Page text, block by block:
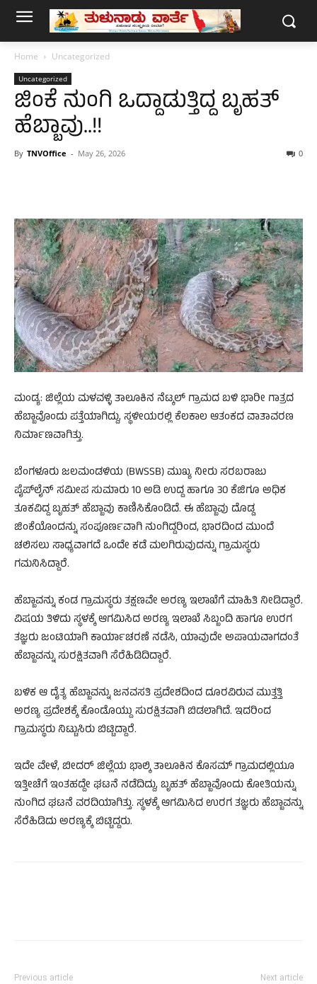
Home Uncategorized
Uncategorized
ಜಿಂಕೆ ನುಂಗಿ ಒದ್ದಾಡುತ್ತಿದ್ದ ಬೃಹತ್
ಹೆಬ್ಬಾವು..!!
By TNVOffice - May 26, 2026 0
ಮಂಡ್ಯ: ಜಿಲ್ಲೆಯ ಮಳವಳ್ಳಿ ತಾಲೂಕಿನ ನೆಟ್ಕಲ್ ಗ್ರಾಮದ ಬಳಿ ಭಾರೀ ಗಾತ್ರದ
ಹೆಬ್ಬಾವೊಂದು ಪತ್ತೆಯಾಗಿದ್ದು, ಸ್ಥಳೀಯರಲ್ಲಿ ಕೆಲಕಾಲ ಆತಂಕದ ವಾತಾವರಣ
ನಿರ್ಮಾಣವಾಗಿತ್ತು.
ಬೆಂಗಳೂರು ಜಲಮಂಡಳಿಯ (BWSSB) ಮುಖ್ಯ ನೀರು ಸರಬರಾಜು
ಪೈಪ್‌ಲೈನ್ ಸಮೀಪ ಸುಮಾರು 10 ಅಡಿ ಉದ್ದ ಹಾಗೂ 30 ಕೆಜಿಗೂ ಅಧಿಕ
ತೂಕವಿದ್ದ ಬೃಹತ್ ಹೆಬ್ಬಾವು ಕಾಣಿಸಿಕೊಂಡಿದೆ. ಈ ಹೆಬ್ಬಾವು ದೊಡ್ಡ
ಜಿಂಕೆಯೊಂದನ್ನು ಸಂಪೂರ್ಣವಾಗಿ ನುಂಗಿದ್ದರಿಂದ, ಭಾರದಿಂದ ಮುಂದೆ
ಚಲಿಸಲು ಸಾಧ್ಯವಾಗದೆ ಒಂದೇ ಕಡೆ ಮಲಗಿರುವುದನ್ನು ಗ್ರಾಮಸ್ಥರು
ಗಮನಿಸಿದ್ದಾರೆ.
ಹೆಬ್ಬಾವನ್ನು ಕಂಡ ಗ್ರಾಮಸ್ಥರು ತಕ್ಷಣವೇ ಅರಣ್ಯ ಇಲಾಖೆಗೆ ಮಾಹಿತಿ ನೀಡಿದ್ದಾರೆ.
ವಿಷಯ ತಿಳಿದು ಸ್ಥಳಕ್ಕೆ ಆಗಮಿಸಿದ ಅರಣ್ಯ ಇಲಾಖೆ ಸಿಬ್ಬಂದಿ ಹಾಗೂ ಉರಗ
ತಜ್ಞರು ಜಂಟಿಯಾಗಿ ಕಾರ್ಯಾಚರಣೆ ನಡೆಸಿ, ಯಾವುದೇ ಅಪಾಯವಾಗದಂತೆ
ಹೆಬ್ಬಾವನ್ನು ಸುರಕ್ಷಿತವಾಗಿ ಸೆರೆಹಿಡಿದಿದ್ದಾರೆ.
ಬಳಿಕ ಆ ದೈತ್ಯ ಹೆಬ್ಬಾವನ್ನು ಜನವಸತಿ ಪ್ರದೇಶದಿಂದ ದೂರವಿರುವ ಮುತ್ತತ್ತಿ
ಅರಣ್ಯ ಪ್ರದೇಶಕ್ಕೆ ಕೊಂಡೊಯ್ದು ಸುರಕ್ಷಿತವಾಗಿ ಬಿಡಲಾಗಿದೆ. ಇದರಿಂದ
ಗ್ರಾಮಸ್ಥರು ನಿಟ್ಟುಸಿರು ಬಿಟ್ಟಿದ್ದಾರೆ.
ಇದೇ ವೇಳೆ, ಬೀದರ್ ಜಿಲ್ಲೆಯ ಭಾಲ್ಕಿ ತಾಲೂಕಿನ ಕೊಸಮ್ ಗ್ರಾಮದಲ್ಲಿಯೂ
ಇತ್ತೀಚೆಗೆ ಇಂತಹದ್ದೇ ಘಟನೆ ನಡೆದಿದ್ದು, ಬೃಹತ್ ಹೆಬ್ಬಾವೊಂದು ಕೋತಿಯನ್ನು
ನುಂಗಿದ ಘಟನೆ ವರದಿಯಾಗಿತ್ತು. ಸ್ಥಳಕ್ಕೆ ಆಗಮಿಸಿದ ಉರಗ ತಜ್ಞರು ಹೆಬ್ಬಾವನ್ನು
ಸೆರೆಹಿಡಿದು ಅರಣ್ಯಕ್ಕೆ ಬಿಟ್ಟಿದ್ದರು.
Previous article Next article